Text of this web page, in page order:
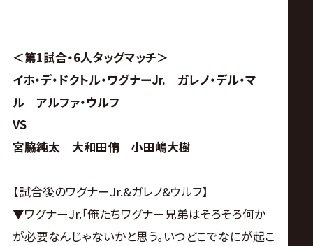
＜第1試合・6人タッグマッチ＞
イホ・デ・ドクトル・ワグナーJr. ガレノ・デル・マ
ル アルファ・ウルフ
VS
宮脇純太 大和田侑 小田嶋大樹
【試合後のワグナーJr.&ガレノ&ウルフ】
▼ワグナーJr.｢俺たちワグナー兄弟はそろそろ何か
が必要なんじゃないかと思う｡いつどこでなにが起こ